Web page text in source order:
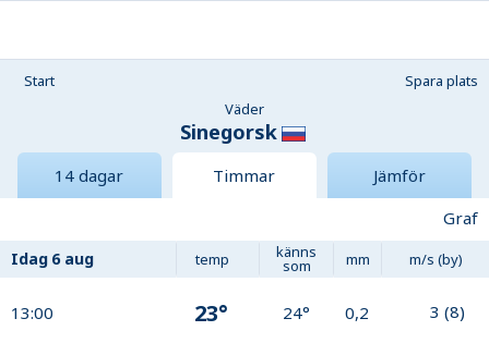
Start
Spara plats
Väder
Sinegorsk
14 dagar Timmar
Jämför
Graf
Idag 6 aug temp känns
som mm m/s (by)
13:00 23° 24° 0,2 3 (8)